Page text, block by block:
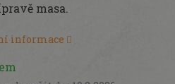
masa.
informace